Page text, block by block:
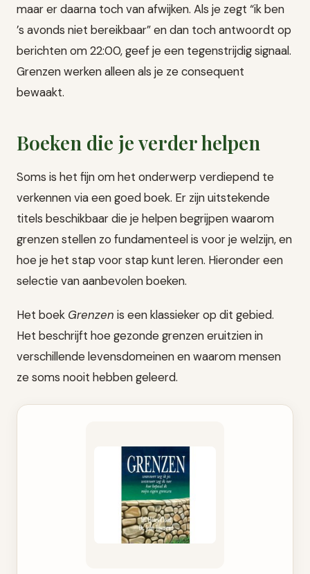
maar er daarna toch van afwijken. Als je zegt “ik ben
’s avonds niet bereikbaar” en dan toch antwoordt op
berichten om 22:00, geef je een tegenstrijdig signaal.
Grenzen werken alleen als je ze consequent
bewaakt.
Boeken die je verder helpen
Soms is het fijn om het onderwerp verdiepend te
verkennen via een goed boek. Er zijn uitstekende
titels beschikbaar die je helpen begrijpen waarom
grenzen stellen zo fundamenteel is voor je welzijn, en
hoe je het stap voor stap kunt leren. Hieronder een
selectie van aanbevolen boeken.
Het boek Grenzen is een klassieker op dit gebied.
Het beschrijft hoe gezonde grenzen eruitzien in
verschillende levensdomeinen en waarom mensen
ze soms nooit hebben geleerd.